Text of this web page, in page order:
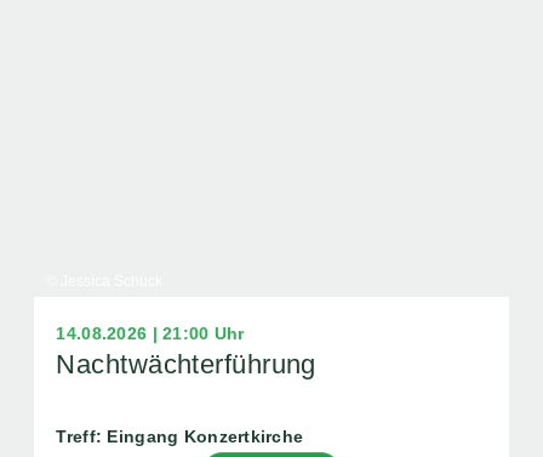
14.08.2026 | 21:00 Uhr
Nachtwächterführung
Treff: Eingang Konzertkirche